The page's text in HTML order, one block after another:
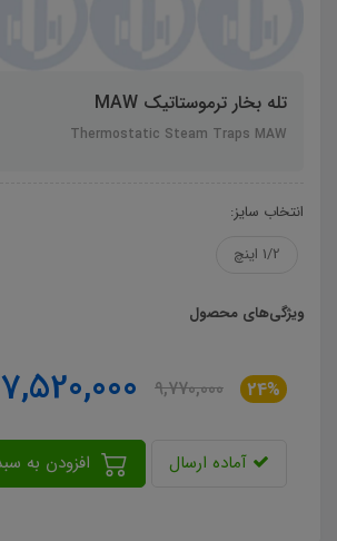
تله بخار ترموستاتیک MAW
Thermost​atic Steam Traps MAW
انتخاب سایز:
1/2 اینچ
ویژگی‌های محصول
24%
9,770,000
7,520,000
آماده ارسال